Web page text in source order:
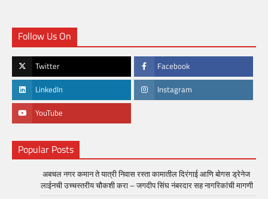
Follow Us On
Twitter Facebook
LinkedIn Instagram
YouTube
Popular Posts
अबचल नगर कमान ते यात्री निवास रस्ता कामातील दिरंगाई आणि बोगस ड्रेनेज
लाईनची उच्चस्तरीय चौकशी करा – जगदीप सिंघ नंबरदार सह नागरिकांची मागणी